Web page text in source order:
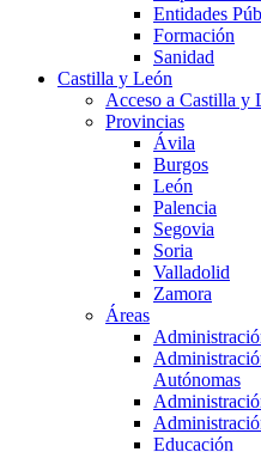
Entidades
Formación
Sanidad
Castilla y León
Acceso a Castilla y
Provincias
Ávila
Burgos
León
Palencia
Segovia
Soria
Valladolid
Zamora
Áreas
Autónomas
Educación